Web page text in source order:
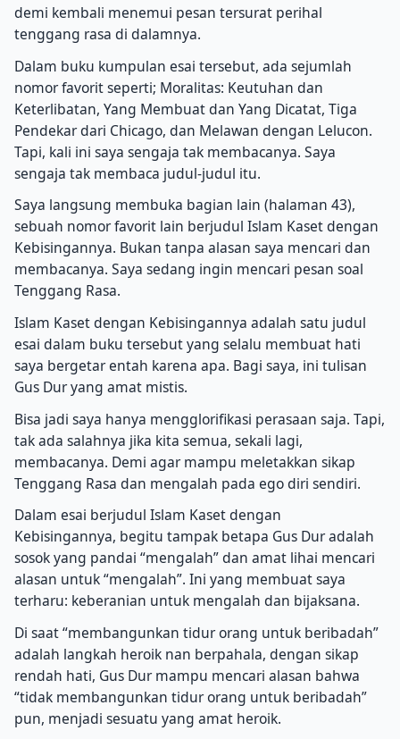
demi kembali menemui pesan tersurat perihal
tenggang rasa di dalamnya.
Dalam buku kumpulan esai tersebut, ada sejumlah
nomor favorit seperti; Moralitas: Keutuhan dan
Keterlibatan, Yang Membuat dan Yang Dicatat, Tiga
Pendekar dari Chicago, dan Melawan dengan Lelucon.
Tapi, kali ini saya sengaja tak membacanya. Saya
sengaja tak membaca judul-judul itu.
Saya langsung membuka bagian lain (halaman 43),
sebuah nomor favorit lain berjudul Islam Kaset dengan
Kebisingannya. Bukan tanpa alasan saya mencari dan
membacanya. Saya sedang ingin mencari pesan soal
Tenggang Rasa.
Islam Kaset dengan Kebisingannya adalah satu judul
esai dalam buku tersebut yang selalu membuat hati
saya bergetar entah karena apa. Bagi saya, ini tulisan
Gus Dur yang amat mistis.
Bisa jadi saya hanya mengglorifikasi perasaan saja. Tapi,
tak ada salahnya jika kita semua, sekali lagi,
membacanya. Demi agar mampu meletakkan sikap
Tenggang Rasa dan mengalah pada ego diri sendiri.
Dalam esai berjudul Islam Kaset dengan
Kebisingannya, begitu tampak betapa Gus Dur adalah
sosok yang pandai “mengalah” dan amat lihai mencari
alasan untuk “mengalah”. Ini yang membuat saya
terharu: keberanian untuk mengalah dan bijaksana.
Di saat “membangunkan tidur orang untuk beribadah”
adalah langkah heroik nan berpahala, dengan sikap
rendah hati, Gus Dur mampu mencari alasan bahwa
“tidak membangunkan tidur orang untuk beribadah”
pun, menjadi sesuatu yang amat heroik.